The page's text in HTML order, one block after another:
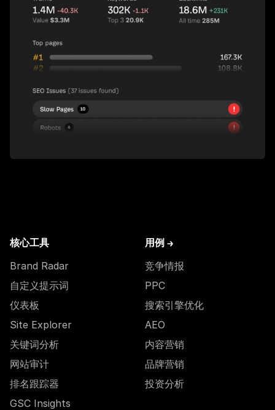
核心工具
Brand Radar
自定义提示词
仪表板
Site Explorer
关键词分析
网站审计
排名跟踪器
GSC Insights
用例 →
竞争情报
PPC
搜索引擎优化
AEO
内容营销
品牌营销
投资分析